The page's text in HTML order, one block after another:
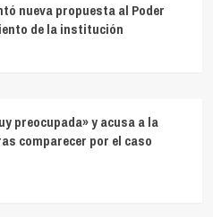
nueva propuesta al Poder
de la institución
preocupada» y acusa a la
comparecer por el caso